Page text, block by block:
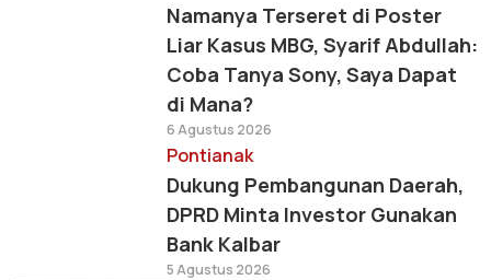
Namanya Terseret di Poster
Liar Kasus MBG, Syarif Abdullah:
Coba Tanya Sony, Saya Dapat
di Mana?
6 Agustus 2026
Pontianak
Dukung Pembangunan Daerah,
DPRD Minta Investor Gunakan
Bank Kalbar
5 Agustus 2026